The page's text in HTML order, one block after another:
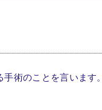
術のことを言います。